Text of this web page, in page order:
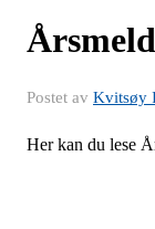
Postet av Kvitsøy
Her kan du lese